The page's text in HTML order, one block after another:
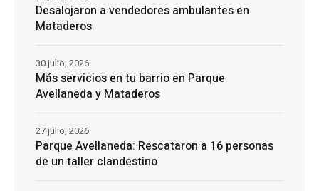
Desalojaron a vendedores ambulantes en
Mataderos
Más servicios en tu barrio en Parque
Avellaneda y Mataderos
30 julio, 2026
Parque Avellaneda: Rescataron a 16 personas
de un taller clandestino
27 julio, 2026